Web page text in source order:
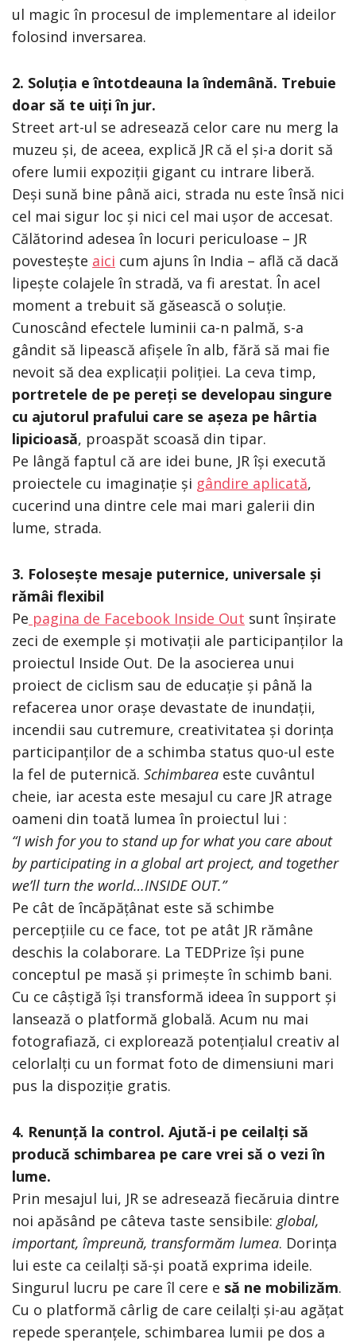
ul magic în procesul de implementare al ideilor
folosind inversarea.
2. Soluția e întotdeauna la îndemână. Trebuie
doar să te uiți în jur.
Street art-ul se adresează celor care nu merg la
muzeu și, de aceea, explică JR că el și-a dorit să
ofere lumii expoziții gigant cu intrare liberă.
Deși sună bine până aici, strada nu este însă nici
cel mai sigur loc și nici cel mai ușor de accesat.
Călătorind adesea în locuri periculoase – JR
povestește aici cum ajuns în India – află că dacă
lipește colajele în stradă, va fi arestat. În acel
moment a trebuit să găsească o soluție.
Cunoscând efectele luminii ca-n palmă, s-a
gândit să lipească afișele în alb, fără să mai fie
nevoit să dea explicații poliției. La ceva timp,
portretele de pe pereți se developau singure
cu ajutorul prafului care se așeza pe hârtia
lipicioasă, proaspăt scoasă din tipar.
Pe lângă faptul că are idei bune, JR își execută
proiectele cu imaginație și gândire aplicată,
cucerind una dintre cele mai mari galerii din
lume, strada.
3. Folosește mesaje puternice, universale și
rămâi flexibil
Pe pagina de Facebook Inside Out sunt înșirate
zeci de exemple și motivații ale participanților la
proiectul Inside Out. De la asocierea unui
proiect de ciclism sau de educație și până la
refacerea unor orașe devastate de inundații,
incendii sau cutremure, creativitatea și dorința
participanților de a schimba status quo-ul este
la fel de puternică. Schimbarea este cuvântul
cheie, iar acesta este mesajul cu care JR atrage
oameni din toată lumea în proiectul lui :
“I wish for you to stand up for what you care about
by participating in a global art project, and together
we’ll turn the world…INSIDE OUT.”
Pe cât de încăpățânat este să schimbe
percepțiile cu ce face, tot pe atât JR rămâne
deschis la colaborare. La TEDPrize își pune
conceptul pe masă și primește în schimb bani.
Cu ce câștigă își transformă ideea în support și
lansează o platformă globală. Acum nu mai
fotografiază, ci explorează potențialul creativ al
celorlalți cu un format foto de dimensiuni mari
pus la dispoziție gratis.
4. Renunță la control. Ajută-i pe ceilalți să
producă schimbarea pe care vrei să o vezi în
lume.
Prin mesajul lui, JR se adresează fiecăruia dintre
noi apăsând pe câteva taste sensibile: global,
important, împreună, transformăm lumea. Dorința
lui este ca ceilalți să-și poată exprima ideile.
Singurul lucru pe care îl cere e să ne mobilizăm.
Cu o platformă cârlig de care ceilalți și-au agățat
repede speranțele, schimbarea lumii pe dos a